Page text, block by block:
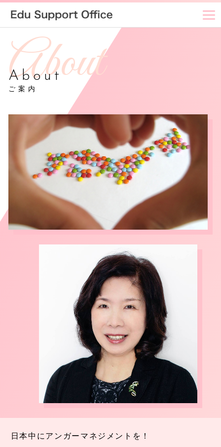
About
ご案内
日本中にアンガーマネジメントを！